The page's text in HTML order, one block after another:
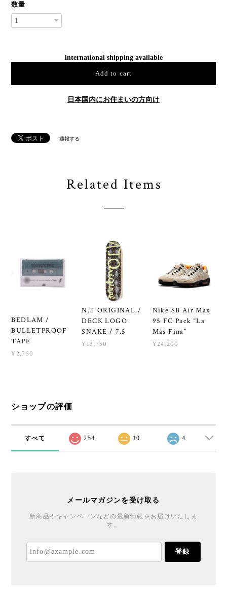
数量
International shipping available
Add to cart
日本国内にお住まいの方向け
通報する
Related Items
BEDLAM /
BULLETPROOF
TAPE
¥2,750
N.T ORIGINAL /
DECK LOGO
SNAKE / 7.5
¥13,750
Nike SB Air Max
95 FC Pack “La
Más Fina”
¥24,200
ショップの評価
すべて 254 10 4
メールマガジンを受け取る
新商品やキャンペーンなどの最新情報をお届けいたしま
す。
登録